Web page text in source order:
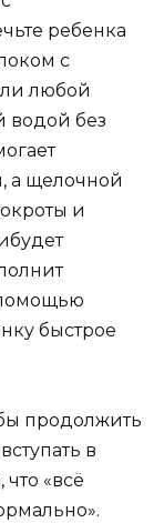
ребенка
с
любой
водой без
а щелочной
и
быстрое
продолжить
в
«всё